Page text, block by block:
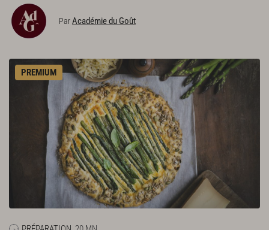
ParAcadémie du Goût
PREMIUM